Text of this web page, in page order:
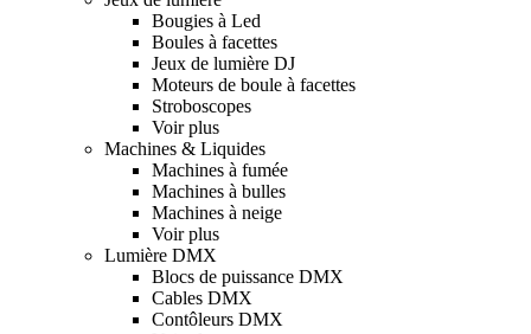
Bougies à Led
Boules à facettes
Jeux de lumière DJ
Moteurs de boule à facettes
Stroboscopes
Voir plus
Machines & Liquides
Machines à fumée
Machines à bulles
Machines à neige
Voir plus
Lumière DMX
Blocs de puissance DMX
Cables DMX
Contôleurs DMX